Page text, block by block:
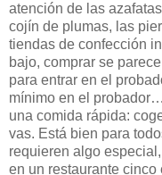
atención de las
cojín de plumas, las
tiendas de confección
bajo, comprar se
para entrar en el
mínimo en el
una comida rápida:
vas. Está bien para
requieren algo
en un restaurante